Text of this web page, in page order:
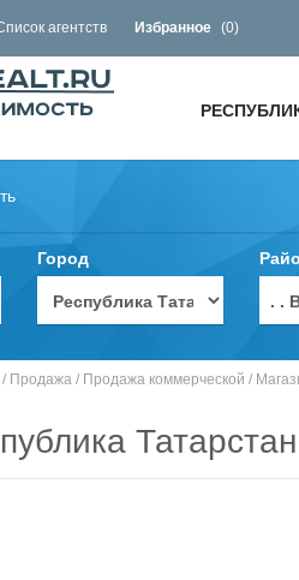
агентств Избранное (0)
Город
. .
/ Продажа / Продажа коммерческой /
Татарстан